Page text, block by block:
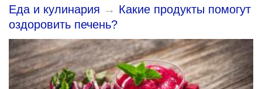
Еда и кулинария → Какие продукты помогут
оздоровить печень?